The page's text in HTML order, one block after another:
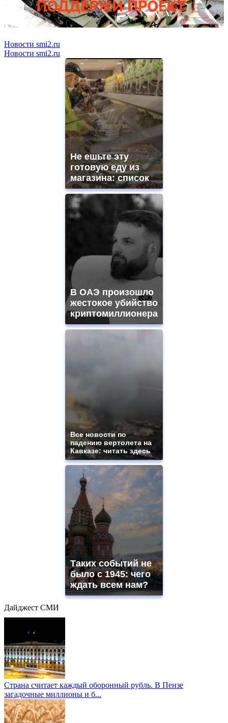
Новости smi2.ru
Новости smi2.ru
Не ешьте эту
готовую еду из
магазина: список
В ОАЭ произошло
жестокое убийство
криптомиллионера
Все новости по
падению вертолета на
Кавказе: читать здесь
Таких событий не
было с 1945: чего
ждать всем нам?
Дайджест СМИ
Страна считает каждый оборонный рубль. В Пензе
загадочные миллионы и б...